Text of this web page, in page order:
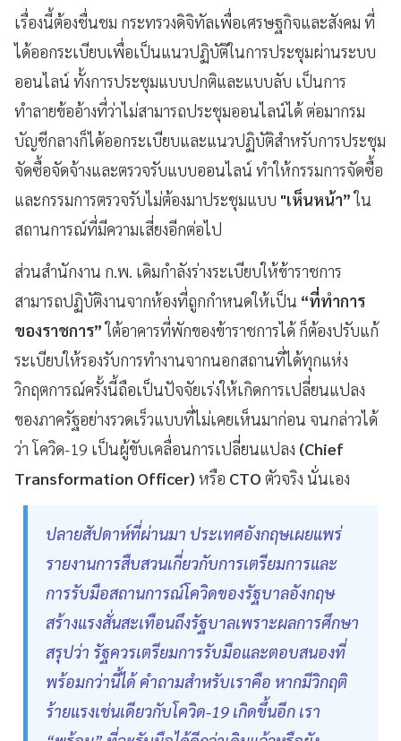
เรื่องนี้ต้องชื่นชม กระทรวงดิจิทัลเพื่อเศรษฐกิจและสังคม ที่
ได้ออกระเบียบเพื่อเป็นแนวปฏิบัติในการประชุมผ่านระบบ
ออนไลน์ ทั้งการประชุมแบบปกติและแบบลับ เป็นการ
ทำลายข้ออ้างที่ว่าไม่สามารถประชุมออนไลน์ได้ ต่อมากรม
บัญชีกลางก็ได้ออกระเบียบและแนวปฏิบัติสำหรับการประชุม
จัดซื้อจัดจ้างและตรวจรับแบบออนไลน์ ทำให้กรรมการจัดซื้อ
และกรรมการตรวจรับไม่ต้องมาประชุมแบบ "เห็นหน้า”ใน
สถานการณ์ที่มีความเสี่ยงอีกต่อไป
ส่วนสำนักงาน ก.พ. เดิมกำลังร่างระเบียบให้ข้าราชการ
สามารถปฏิบัติงานจากห้องที่ถูกกำหนดให้เป็น “ที่ทำการ
ของราชการ”ใต้อาคารที่พักของข้าราชการได้ ก็ต้องปรับแก้
ระเบียบให้รองรับการทำงานจากนอกสถานที่ได้ทุกแห่ง
วิกฤตการณ์ครั้งนี้ถือเป็นปัจจัยเร่งให้เกิดการเปลี่ยนแปลง
ของภาครัฐอย่างรวดเร็วแบบที่ไม่เคยเห็นมาก่อน จนกล่าวได้
ว่า โควิด-19 เป็นผู้ขับเคลื่อนการเปลี่ยนแปลง (Chief
Transformation Officer) หรือ CTO ตัวจริง นั่นเอง
ปลายสัปดาห์ที่ผ่านมา ประเทศอังกฤษเผยแพร่
รายงานการสืบสวนเกี่ยวกับการเตรียมการและ
การรับมือสถานการณ์โควิดของรัฐบาลอังกฤษ
สร้างแรงสั่นสะเทือนถึงรัฐบาลเพราะผลการศึกษา
สรุปว่า รัฐควรเตรียมการรับมือและตอบสนองที่
พร้อมกว่านี้ได้ คำถามสำหรับเราคือ หากมีวิกฤติ
ร้ายแรงเช่นเดียวกับโควิด-19 เกิดขึ้นอีก เรา